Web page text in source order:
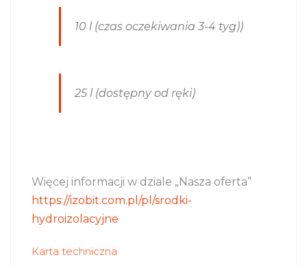
10 l (czas oczekiwania 3-4 tyg))
25 l (dostępny od ręki)
Więcej informacji w dziale „Nasza oferta”
https://izobit.com.pl/pl/srodki-
hydroizolacyjne
Karta techniczna